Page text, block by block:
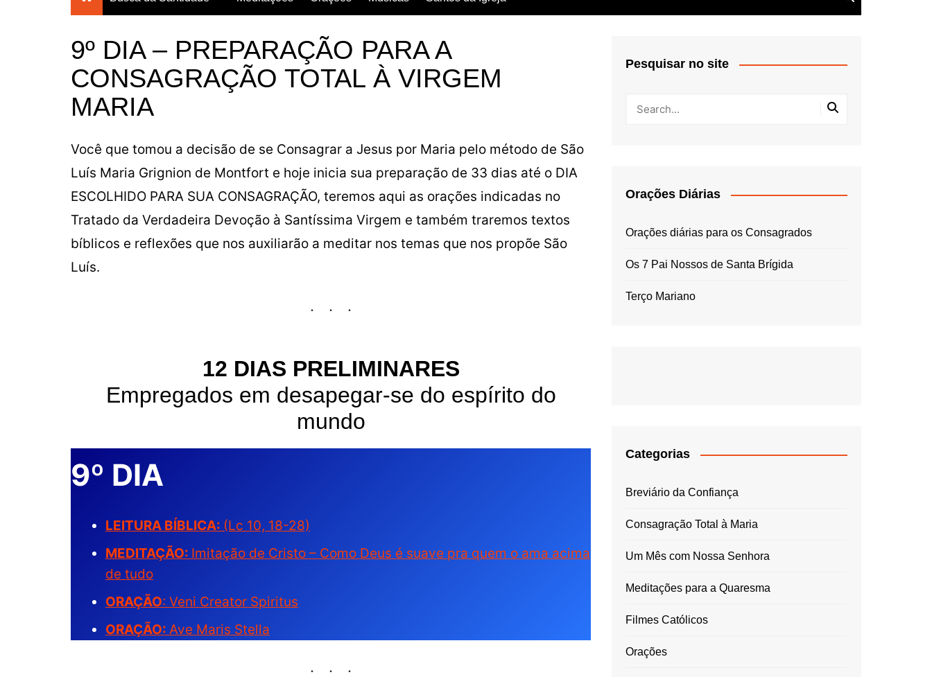
Breviário da Confiança
Um Mês com Maria
Meditações para a
Quaresma
Maria
Vida dos Santos
9º DIA – PREPARAÇÃO PARA A
CONSAGRAÇÃO TOTAL À VIRGEM
MARIA
Você que tomou a decisão de se Consagrar a Jesus por Maria pelo método de São
Luís Maria Grignion de Montfort e hoje inicia sua preparação de 33 dias até o DIA
ESCOLHIDO PARA SUA CONSAGRAÇÃO, teremos aqui as orações indicadas no
Tratado da Verdadeira Devoção à Santíssima Virgem e também traremos textos
bíblicos e reflexões que nos auxiliarão a meditar nos temas que nos propõe São
Luís.
12 DIAS PRELIMINARES
Empregados em desapegar-se do espírito do
mundo
9º DIA
LEITURA BÍBLICA: (Lc 10, 18-28)
MEDITAÇÃO: Imitação de Cristo – Como Deus é suave pra quem o ama acima
de tudo
ORAÇÃO: Veni Creator Spiritus
ORAÇÃO: Ave Maris Stella
Pesquisar no site
Orações Diárias
Orações diárias para os Consagrados
Os 7 Pai Nossos de Santa Brígida
Terço Mariano
Categorias
Breviário da Confiança
Consagração Total à Maria
Um Mês com Nossa Senhora
Meditações para a Quaresma
Filmes Católicos
Orações